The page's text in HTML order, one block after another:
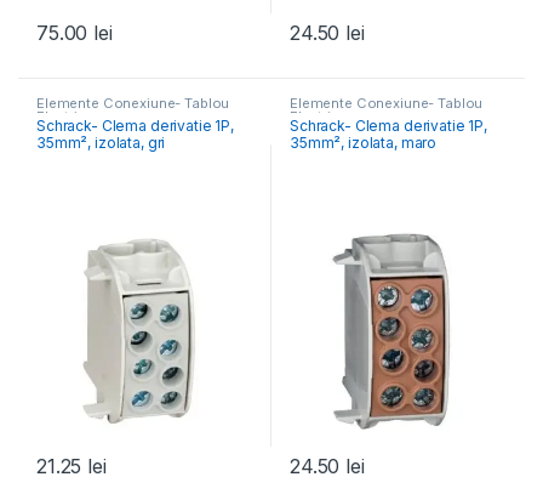
75.00 lei 24.50 lei
Elemente Conexiune- Tablou
Electric
Schrack- Clema derivatie 1P,
35mm², izolata, gri
21.25 lei
Elemente Conexiune- Tablou
Electric
Schrack- Clema derivatie 1P,
35mm², izolata, maro
24.50 lei